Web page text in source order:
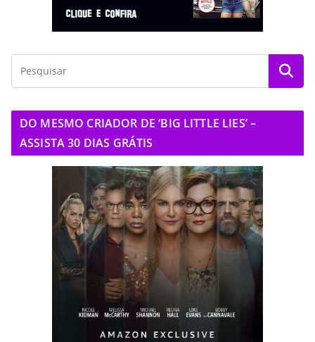
DO MESMO CRIADOR DE ‘BIG LITTLE LIES’ –
ASSISTA 30 DIAS GRÁTIS